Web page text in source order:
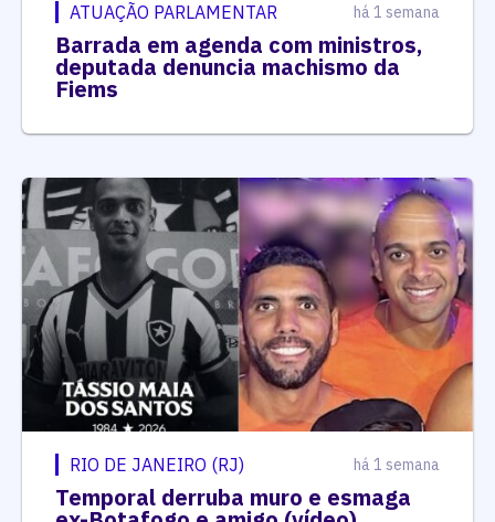
ATUAÇÃO PARLAMENTAR há 1 semana
Barrada em agenda com ministros,
deputada denuncia machismo da
Fiems
RIO DE JANEIRO (RJ) há 1 semana
Temporal derruba muro e esmaga